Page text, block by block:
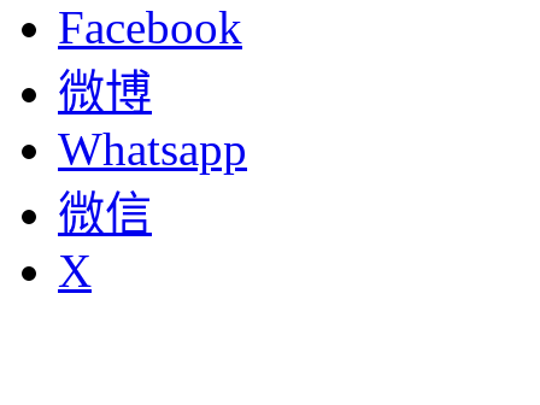
Facebook
微博
Whatsapp
微信
X